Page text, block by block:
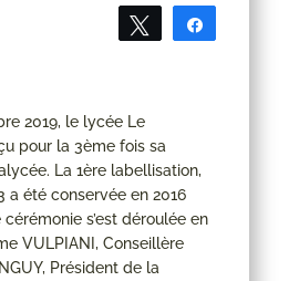
Tweetez
2019, le lycée Le
pour la 3ème fois sa
La 1ère labellisation,
a été conservée en 2016
cérémonie s’est déroulée en
VULPIANI, Conseillère
Président de la